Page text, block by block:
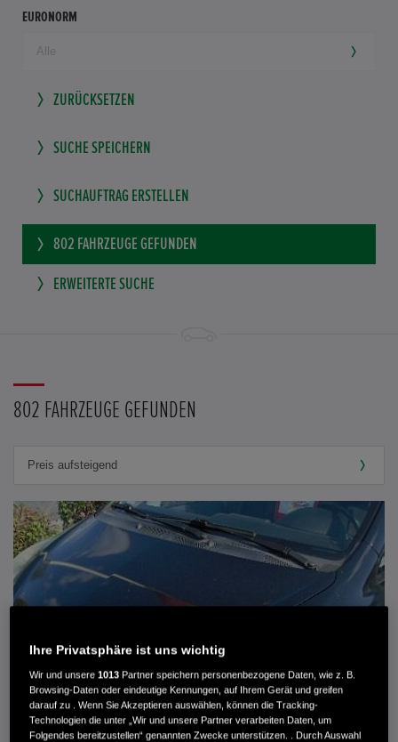
EURONORM
ZURÜCKSETZEN
SUCHE SPEICHERN
SUCHAUFTRAG ERSTELLEN
802 FAHRZEUGE GEFUNDEN
ERWEITERTE SUCHE
802 FAHRZEUGE GEFUNDEN
Ihre Privatsphäre ist uns wichtig
Wir und unsere1013 Partner speichern personenbezogene Daten, wie z. B.
Browsing-Daten oder eindeutige Kennungen, auf Ihrem Gerät und greifen
darauf zu . Wenn Sie Akzeptieren auswählen, können die Tracking-
Technologien die unter „Wir und unsere Partner verarbeiten Daten, um
Folgendes bereitzustellen“ genannten Zwecke unterstützen. . Durch Auswahl